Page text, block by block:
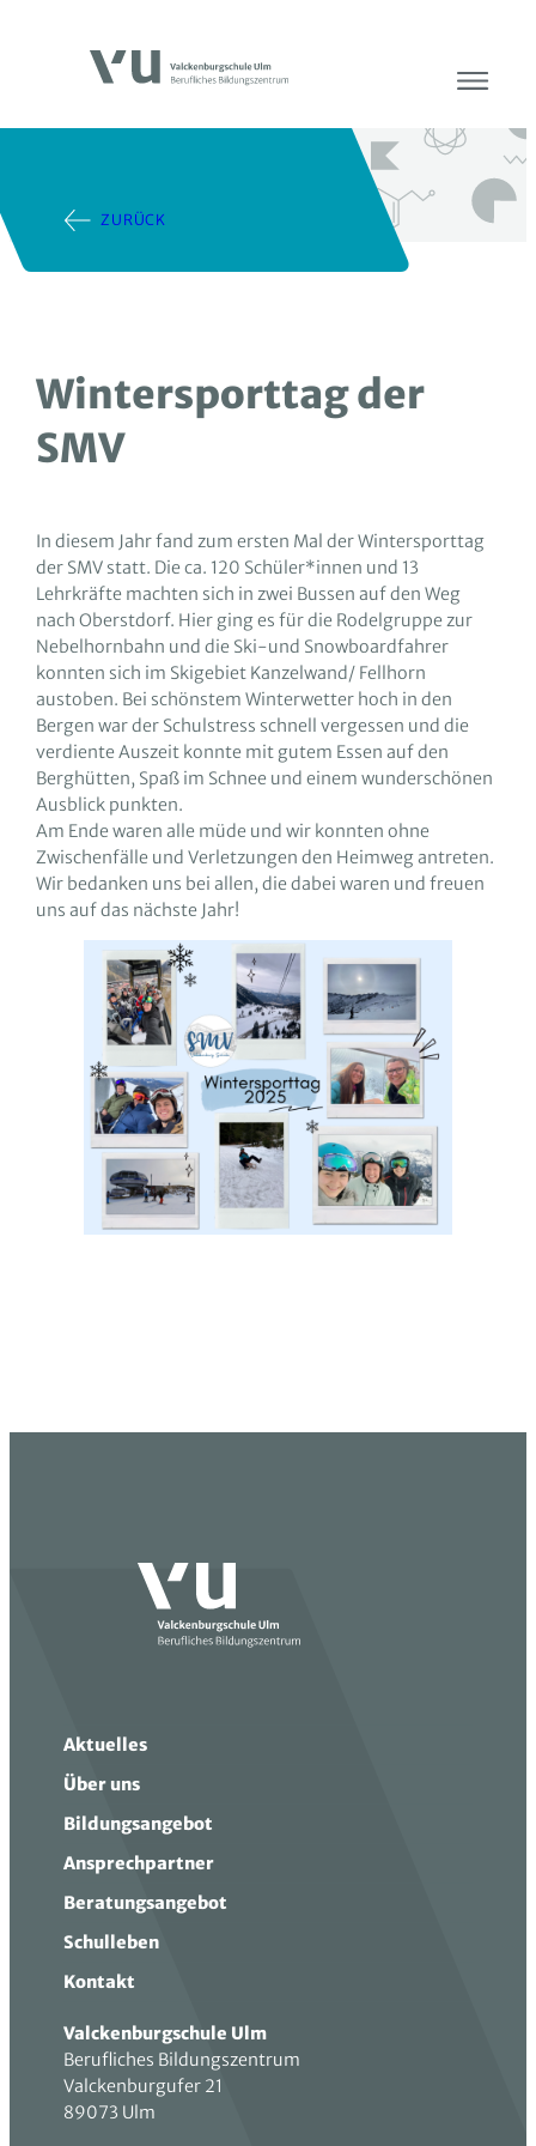
ZURÜCK
Wintersporttag der
SMV
In diesem Jahr fand zum ersten Mal der Wintersporttag
der SMV statt. Die ca. 120 Schüler*innen und 13
Lehrkräfte machten sich in zwei Bussen auf den Weg
nach Oberstdorf. Hier ging es für die Rodelgruppe zur
Nebelhornbahn und die Ski-und Snowboardfahrer
konnten sich im Skigebiet Kanzelwand/ Fellhorn
austoben. Bei schönstem Winterwetter hoch in den
Bergen war der Schulstress schnell vergessen und die
verdiente Auszeit konnte mit gutem Essen auf den
Berghütten, Spaß im Schnee und einem wunderschönen
Ausblick punkten.
Am Ende waren alle müde und wir konnten ohne
Zwischenfälle und Verletzungen den Heimweg antreten.
Wir bedanken uns bei allen, die dabei waren und freuen
uns auf das nächste Jahr!
Aktuelles
Über uns
Bildungsangebot
Ansprechpartner
Beratungsangebot
Schulleben
Kontakt
Valckenburgschule Ulm
Berufliches Bildungszentrum
Valckenburgufer 21
89073 Ulm